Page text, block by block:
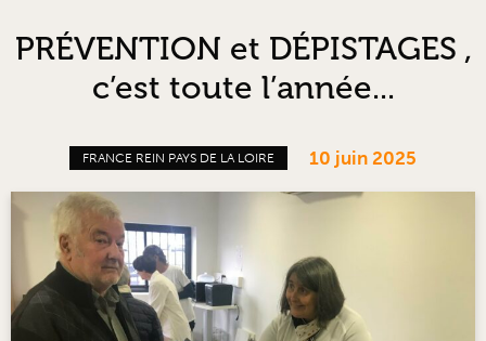
PRÉVENTION et DÉPISTAGES ,
c’est toute l’année...
FRANCE REIN PAYS DE LA LOIRE 10 juin 2025